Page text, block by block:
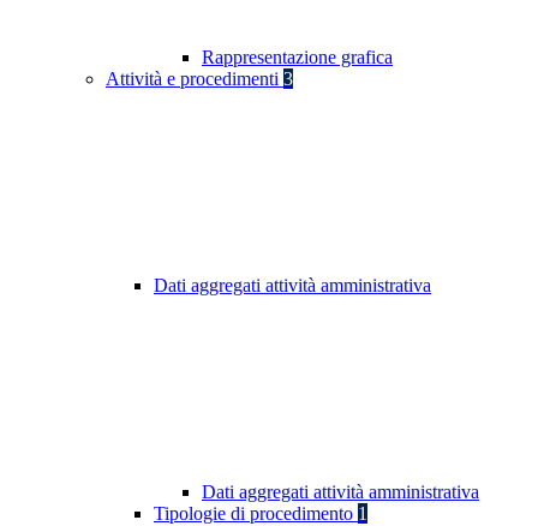
Rappresentazione grafica
Attività e procedimenti 3
Dati aggregati attività amministrativa
Dati aggregati attività amministrativa
Tipologie di procedimento 1